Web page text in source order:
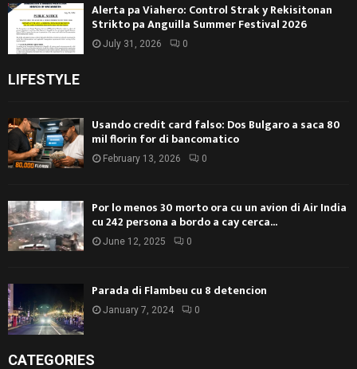
Alerta pa Viahero: Control Strak y Rekisitonan
Strikto pa Anguilla Summer Festival 2026
July 31, 2026 0
LIFESTYLE
Usando credit card falso: Dos Bulgaro a saca 80
mil florin for di bancomatico
February 13, 2026 0
Por lo menos 30 morto ora cu un avion di Air India
cu 242 persona a bordo a cay cerca...
June 12, 2025 0
Parada di Flambeu cu 8 detencion
January 7, 2024 0
CATEGORIES